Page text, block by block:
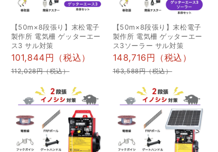
が、 令和4年度（2022年
億円で、全体の7割がシ
カ、イノシシ、サルによ
る被害でした。 シカ、イ
ノシシの個体数推移と捕
イノシシの生息頭数を令
和10年度までに半減し、
捕獲圧を維持することを
当面の課題としていま
す。 シカ、イノシシの捕
ついて イノホイの森につ
いて ー「イノホイの森」
について教えてくださ
い。この森はもともと、
通学路に接しておりイノ
シシが出没することか
と考え、”里山再生”とい
う形で活動していまし
た。そこに「イノホイ
（refactory）」が2023
年4月よりネーミングライ
【50m×8段張り】末松電子
製作所 電気柵 ゲッターエー
ス3 サル対策
101,844円（税込）
112,028円（税込）
【50m×8段張り】末松電子
製作所 電気柵 ゲッターエー
ス3ソーラー サル対策
148,716円（税込）
163,588円（税込）